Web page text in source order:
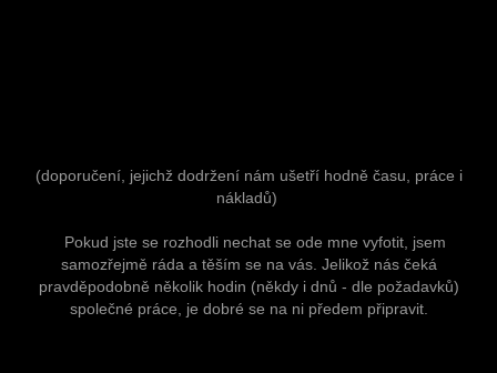
(doporučení, jejichž dodržení nám ušetří hodně času, práce i
nákladů)
Pokud jste se rozhodli nechat se ode mne vyfotit, jsem
samozřejmě ráda a těším se na vás. Jelikož nás čeká
pravděpodobně několik hodin (někdy i dnů - dle požadavků)
společné práce, je dobré se na ni předem připravit.